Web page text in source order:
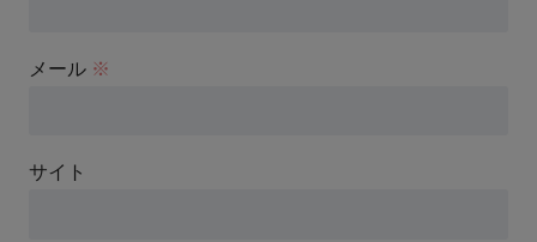
メール ※
サイト